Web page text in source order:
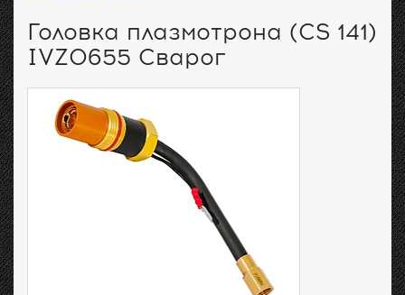
Головка плазмотрона (CS 141)
IVZ0655 Сварог